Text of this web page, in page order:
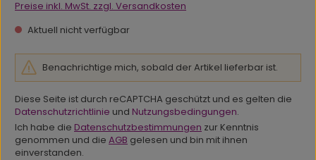
Preise inkl. MwSt. zzgl. Versandkosten
Aktuell nicht verfügbar
Benachrichtige mich, sobald der Artikel lieferbar ist.
Diese Seite ist durch reCAPTCHA geschützt und es gelten die
Datenschutzrichtlinie und Nutzungsbedingungen.
Ich habe die Datenschutzbestimmungen zur Kenntnis
genommen und die AGB gelesen und bin mit ihnen
einverstanden.